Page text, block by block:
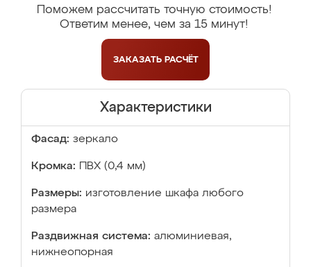
Поможем рассчитать точную стоимость!
Ответим менее, чем за 15 минут!
ЗАКАЗАТЬ РАСЧЁТ
Характеристики
Фасад: зеркало
Кромка: ПВХ (0,4 мм)
Размеры: изготовление шкафа любого
размера
Раздвижная система: алюминиевая,
нижнеопорная